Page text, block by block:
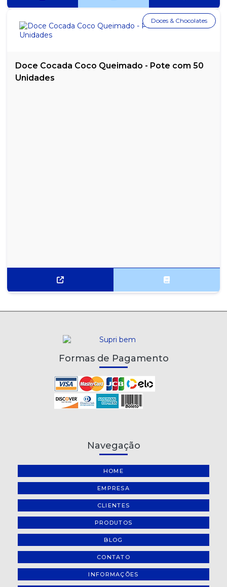
Doce Cocada Coco Queimado - Pote com 50
Unidades
Doces & Chocolates
Formas de Pagamento
Navegação
HOME
EMPRESA
CLIENTES
PRODUTOS
BLOG
CONTATO
INFORMAÇÕES